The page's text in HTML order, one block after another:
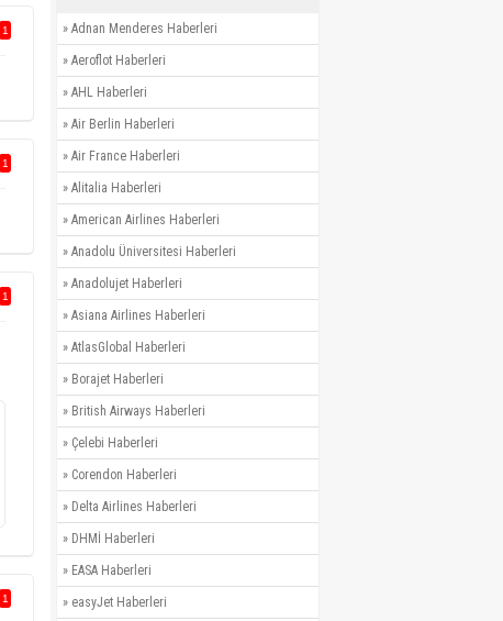
1
1
1
1
» Adnan Menderes Haberleri
» Aeroflot Haberleri
» AHL Haberleri
» Air Berlin Haberleri
» Air France Haberleri
» Alitalia Haberleri
» American Airlines Haberleri
» Anadolu Üniversitesi Haberleri
» Anadolujet Haberleri
» Asiana Airlines Haberleri
» AtlasGlobal Haberleri
» Borajet Haberleri
» British Airways Haberleri
» Çelebi Haberleri
» Corendon Haberleri
» Delta Airlines Haberleri
» DHMİ Haberleri
» EASA Haberleri
» easyJet Haberleri